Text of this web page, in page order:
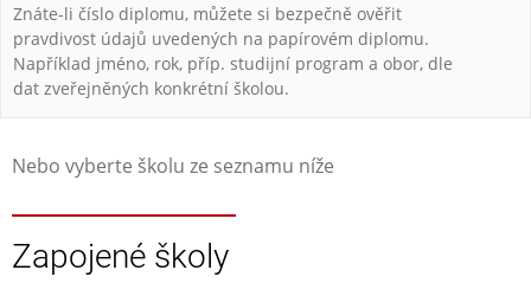
Znáte-li číslo diplomu, můžete si bezpečně ověřit
pravdivost údajů uvedených na papírovém diplomu.
Například jméno, rok, příp. studijní program a obor, dle
dat zveřejněných konkrétní školou.
Nebo vyberte školu ze seznamu níže
Zapojené školy